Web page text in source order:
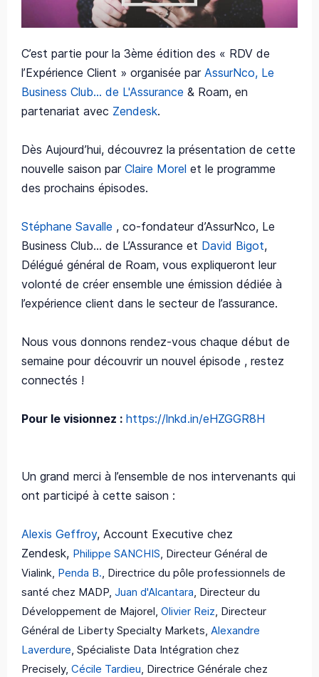
C’est partie pour la 3ème édition des « RDV de
l’Expérience Client » organisée par AssurNco, Le
Business Club... de L'Assurance & Roam, en
partenariat avec Zendesk.
Dès Aujourd’hui, découvrez la présentation de cette
nouvelle saison par Claire Morel et le programme
des prochains épisodes.
Stéphane Savalle , co-fondateur d’AssurNco, Le
Business Club… de L’Assurance et David Bigot,
Délégué général de Roam, vous expliqueront leur
volonté de créer ensemble une émission dédiée à
l’expérience client dans le secteur de l’assurance.
Nous vous donnons rendez-vous chaque début de
semaine pour découvrir un nouvel épisode , restez
connectés !
Pour le visionnez : https://lnkd.in/eHZGGR8H
Un grand merci à l’ensemble de nos intervenants qui
ont participé à cette saison :
Alexis Geffroy, Account Executive chez
Zendesk, Philippe SANCHIS, Directeur Général de
Vialink, Penda B., Directrice du pôle professionnels de
santé chez MADP, Juan d'Alcantara, Directeur du
Développement de Majorel, Olivier Reiz, Directeur
Général de Liberty Specialty Markets, Alexandre
Laverdure, Spécialiste Data Intégration chez
Precisely, Cécile Tardieu, Directrice Générale chez